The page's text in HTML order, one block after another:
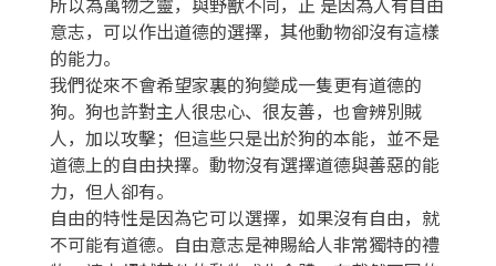
意志，可以作出道德的選擇，其他動物卻沒有這樣
的能力。
我們從來不會希望家裏的狗變成一隻更有道德的
狗。狗也許對主人很忠心、很友善，也會辨別賊
人，加以攻擊；但這些只是出於狗的本能，並不是
道德上的自由抉擇。動物沒有選擇道德與善惡的能
力，但人卻有。
自由的特性是因為它可以選擇，如果沒有自由，就
不可能有道德。自由意志是神賜給人非常獨特的禮